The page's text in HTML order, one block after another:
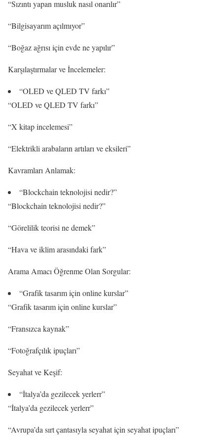
“Sızıntı yapan musluk nasıl onarılır”
“Bilgisayarım açılmıyor”
“Boğaz ağrısı için evde ne yapılır”
Karşılaştırmalar ve İncelemeler:
“OLED ve QLED TV farkı”
“OLED ve QLED TV farkı”
“X kitap incelemesi”
“Elektrikli arabaların artıları ve eksileri”
Kavramları Anlamak:
“Blockchain teknolojisi nedir?”
“Blockchain teknolojisi nedir?”
“Görelilik teorisi ne demek”
“Hava ve iklim arasındaki fark”
Arama Amacı Öğrenme Olan Sorgular:
“Grafik tasarım için online kurslar”
“Grafik tasarım için online kurslar”
“Fransızca kaynak”
“Fotoğrafçılık ipuçları”
Seyahat ve Keşif:
“İtalya’da gezilecek yerlerr”
“İtalya’da gezilecek yerlerr”
“Avrupa’da sırt çantasıyla seyahat için seyahat ipuçları”